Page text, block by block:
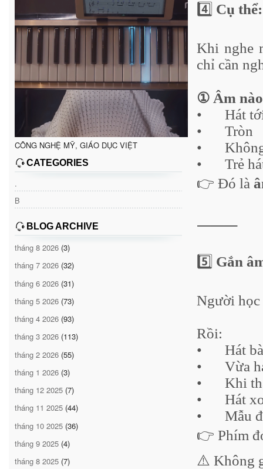
CÔNG NGHỆ MỸ, GIÁO DỤC VIỆT
CATEGORIES
.
B
BLOG ARCHIVE
tháng 8 2026 (3)
tháng 7 2026 (32)
tháng 6 2026 (31)
tháng 5 2026 (73)
tháng 4 2026 (93)
tháng 3 2026 (113)
tháng 2 2026 (55)
tháng 1 2026 (3)
tháng 12 2025 (7)
tháng 11 2025 (44)
tháng 10 2025 (36)
tháng 9 2025 (4)
tháng 8 2025 (7)
4️⃣ Cụ
Khi nghe
chỉ cần
① Âm
•
Hát
•
Tròn
•
•
Trẻ
👉 Đó là
⸻
5️⃣ Gắn
Người
Rồi:
•
Hát
•
Vừa
•
Khi
•
Hát
•
Mẫu
👉 Phím
⚠️ Không